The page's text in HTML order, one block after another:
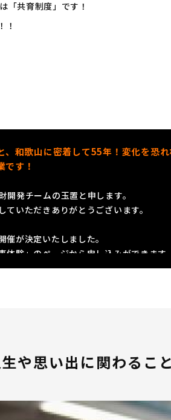
「共育制度」です！
！
、和歌山に密着して55年！変化を恐
です！
発チームの玉置と申します。
ていただきありがとうございます。
が決定いたしました。
体験」のページから申し込みができます。
をお待ちしております！！
や思い出に関わるこ